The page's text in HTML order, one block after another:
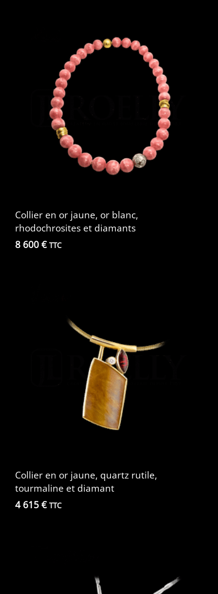
Collier en or jaune, or blanc,
rhodochrosites et diamants
8 600 € TTC
Collier en or jaune, quartz rutile,
tourmaline et diamant
4 615 € TTC